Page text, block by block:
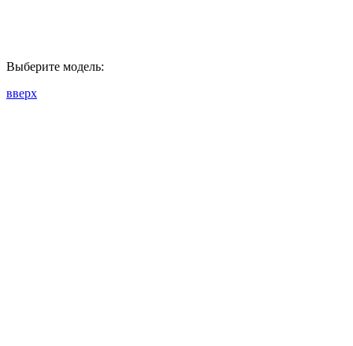
Выберите модель:
вверх